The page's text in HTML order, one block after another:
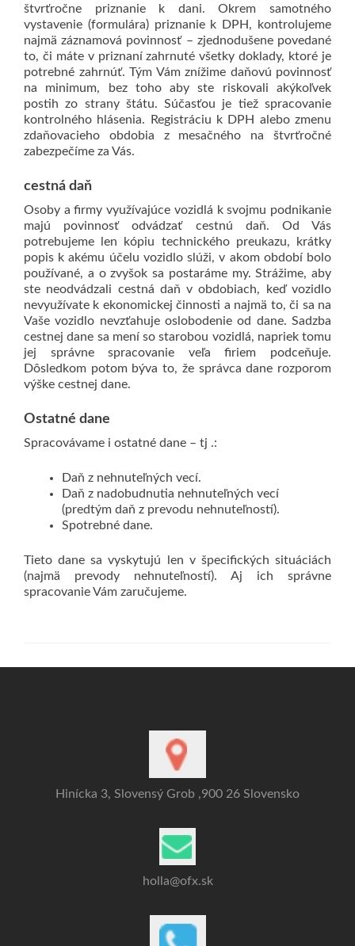
štvrťročne priznanie k dani.
Okrem samotného
vystavenie (formulára) priznanie k DPH, kontrolujeme
najmä záznamová povinnosť – zjednodušene povedané
to, či máte v priznaní zahrnuté všetky doklady, ktoré je
potrebné zahrnúť. Tým Vám znížime daňovú povinnosť
na minimum, bez toho aby ste riskovali akýkoľvek
postih zo strany štátu. Súčasťou je tiež spracovanie
kontrolného hlásenia.
Registráciu k DPH alebo zmenu
zdaňovacieho obdobia z mesačného na štvrťročné
zabezpečíme za Vás.
cestná daň
Osoby a firmy využívajúce vozidlá k svojmu podnikanie
majú povinnosť odvádzať cestnú daň.
Od Vás
potrebujeme len kópiu technického preukazu, krátky
popis k akému účelu vozidlo slúži, v akom období bolo
používané, a o zvyšok sa postaráme my. Strážime, aby
ste neodvádzali cestná daň v obdobiach, keď vozidlo
nevyužívate k ekonomickej činnosti a najmä to, či sa na
Vaše vozidlo nevzťahuje oslobodenie od dane. Sadzba
cestnej dane sa mení so starobou vozidlá, napriek tomu
jej správne spracovanie veľa firiem podceňuje.
Dôsledkom potom býva to, že správca dane rozporom
výške cestnej dane.
Ostatné dane
Spracovávame i ostatné dane – tj .:
Daň z nehnuteľných vecí.
Daň z nadobudnutia nehnuteľných vecí
(predtým daň z prevodu nehnuteľností).
Spotrebné dane.
Tieto dane sa vyskytujú len v špecifických situáciách
(najmä prevody nehnuteľností).
Aj ich správne
spracovanie Vám zaručujeme.
Hinícka 3, Slovensý Grob ,900 26 Slovensko
holla@ofx.sk